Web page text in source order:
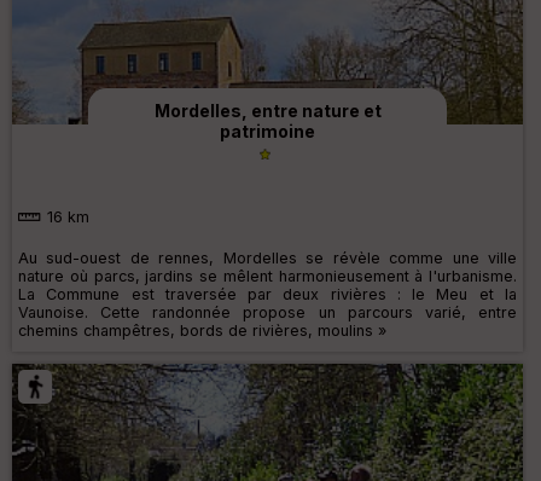
Mordelles, entre nature et
patrimoine
16 km
Au sud-ouest de rennes, Mordelles se révèle comme une ville
nature où parcs, jardins se mêlent harmonieusement à l'urbanisme.
La Commune est traversée par deux rivières : le Meu et la
Vaunoise. Cette randonnée propose un parcours varié, entre
chemins champêtres, bords de rivières, moulins »